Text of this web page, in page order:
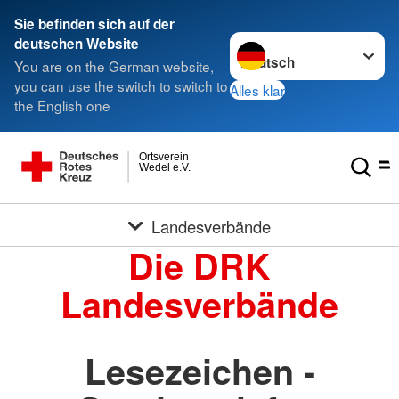
Sie befinden sich auf der
deutschen Website
You are on the German website,
you can use the switch to switch to
the English one
Sprache wechseln zu
Alles klar
Wedel e.V.
Ortsverein
Landesverbände
Die DRK
Landesverbände
Lesezeichen -